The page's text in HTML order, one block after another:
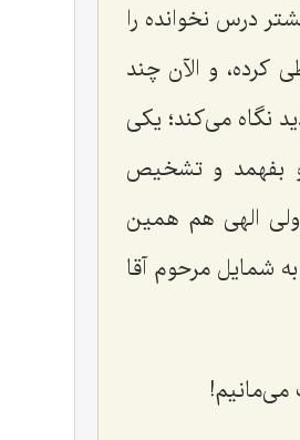
درس نخوانده را
كرده، و الآن چند
نگاه می‌كند؛ یكی
بفهمد و تشخیص
الهی هم همین
شمایل مرحوم آقا
می‌مانیم!